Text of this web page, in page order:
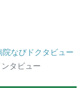
なびドクタビュー
タビュー